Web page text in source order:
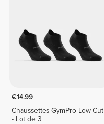
€14.99
Chaussettes GymPro Low-Cut
- Lot de 3